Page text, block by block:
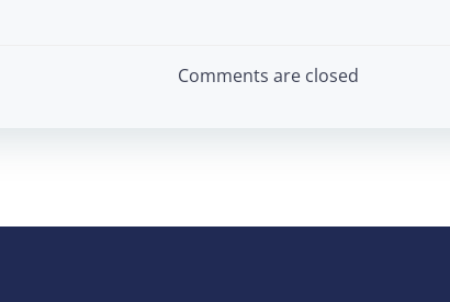
navigation
Comments are closed